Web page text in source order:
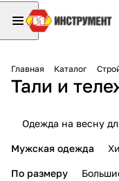
Главная Каталог
Тали и
Одежда на весну
Мужская одежда
По размеру